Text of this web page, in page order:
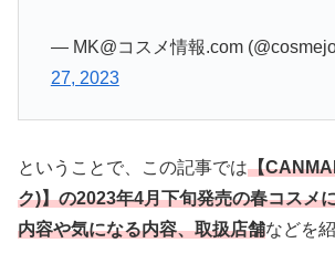
— MK@コスメ情報.com
27, 2023
ということで、この記事では【
ク)】の2023年4月下旬発売の春コスメ
内容や気になる内容、取扱店舗などを